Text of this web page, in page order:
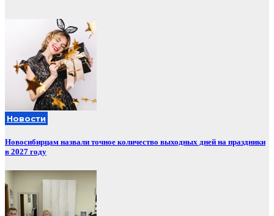
Новости
Новосибирцам назвали точное количество выходных дней на праздники
в 2027 году